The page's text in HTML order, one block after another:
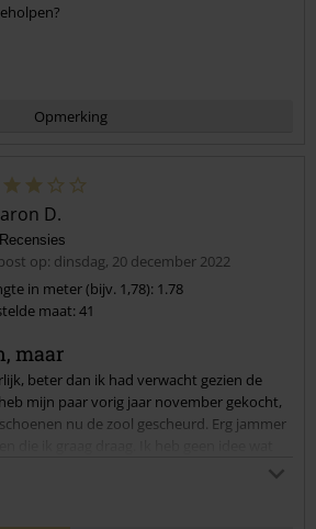
Opmerking
D.
op: dinsdag, 20 december 2022
in meter (bijv. 1,78): 1.78
maat: 41
maar
beter dan ik had verwacht gezien de
mijn paar vorig jaar november gekocht,
nu de zool gescheurd. Erg jammer
bij deze schoenen als je ze met
Om die reden geef ik deze schoenen